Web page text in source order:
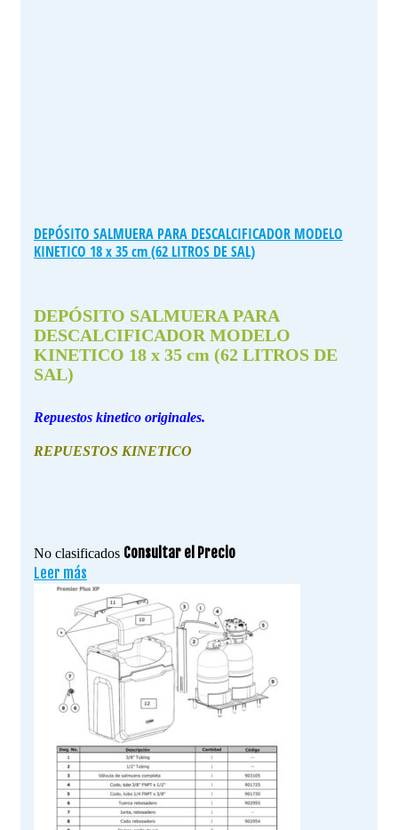
DEPÓSITO SALMUERA PARA DESCALCIFICADOR MODELO
KINETICO 18 x 35 cm (62 LITROS DE SAL)
DEPÓSITO SALMUERA PARA
DESCALCIFICADOR MODELO
KINETICO 18 x 35 cm (62 LITROS DE
SAL)
Repuestos kinetico originales.
REPUESTOS KINETICO
No clasificados Consultar el Precio
Leer más